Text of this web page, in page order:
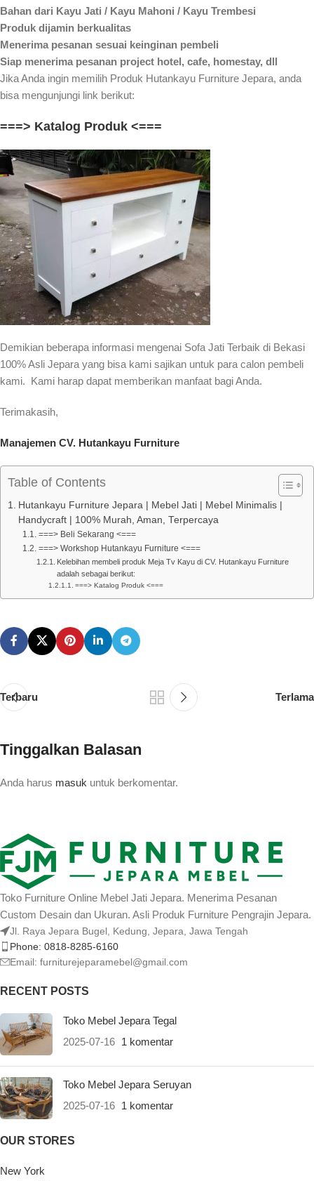
Bahan dari Kayu Jati / Kayu Mahoni / Kayu Trembesi
Produk dijamin berkualitas
Menerima pesanan sesuai keinginan pembeli
Siap menerima pesanan project hotel, cafe, homestay, dll
Jika Anda ingin memilih Produk Hutankayu Furniture Jepara, anda
bisa mengunjungi link berikut:
===> Katalog Produk <===
Demikian beberapa informasi mengenai Sofa Jati Terbaik di Bekasi
100% Asli Jepara yang bisa kami sajikan untuk para calon pembeli
kami. Kami harap dapat memberikan manfaat bagi Anda.
Terimakasih,
Manajemen CV. Hutankayu Furniture
Table of Contents
Hutankayu Furniture Jepara | Mebel Jati | Mebel Minimalis |
Handycraft | 100% Murah, Aman, Terpercaya
===> Beli Sekarang <===
===> Workshop Hutankayu Furniture <===
Kelebihan membeli produk Meja Tv Kayu di CV. Hutankayu Furniture
adalah sebagai berikut:
===> Katalog Produk <===
Terbaru Terlama
Tinggalkan Balasan
Anda harus masuk untuk berkomentar.
Toko Furniture Online Mebel Jati Jepara. Menerima Pesanan
Custom Desain dan Ukuran. Asli Produk Furniture Pengrajin Jepara.
Jl. Raya Jepara Bugel, Kedung, Jepara, Jawa Tengah
Phone: 0818-8285-6160
Email: furniturejeparamebel@gmail.com
RECENT POSTS
Toko Mebel Jepara Tegal
2025-07-16 1 komentar
Toko Mebel Jepara Seruyan
2025-07-16 1 komentar
OUR STORES
New York